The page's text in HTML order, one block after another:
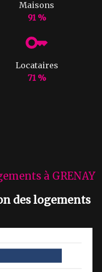
Maisons
91 %
Locataires
71 %
à GRENAY
des logements